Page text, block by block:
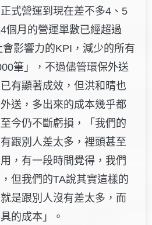
式營運到現在差不多4、5
個月的營運單數已經超過
影響力的KPI，減少的所有
筆」，不過儘管環保外送
有顯著成效，但洪和晴也
送，多出來的成本幾乎都
今仍不斷虧損，「我們的
跟別人差太多，裡頭甚至
，有一段時間覺得，我們
但我們的TA說其實這樣的
是跟別人沒有差太多，而
的成本」。